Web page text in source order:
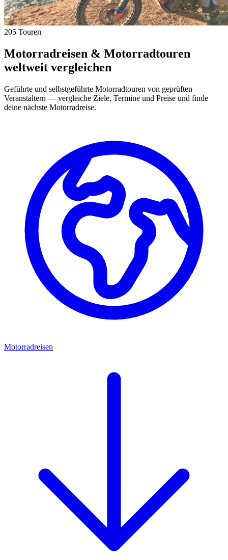
205 Touren
Motorradreisen & Motorradtouren
weltweit vergleichen
Geführte und selbstgeführte Motorradtouren von geprüften
Veranstaltern — vergleiche Ziele, Termine und Preise und finde
deine nächste Motorradreise.
Motorradreisen